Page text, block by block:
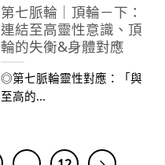
第七脈輪｜頂輪－下：
連結至高靈性意識、頂
輪的失衡&身體對應
◎第七脈輪靈性對應：「與
至高的...